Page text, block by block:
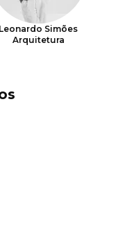
Leonardo Simões
Arquitetura